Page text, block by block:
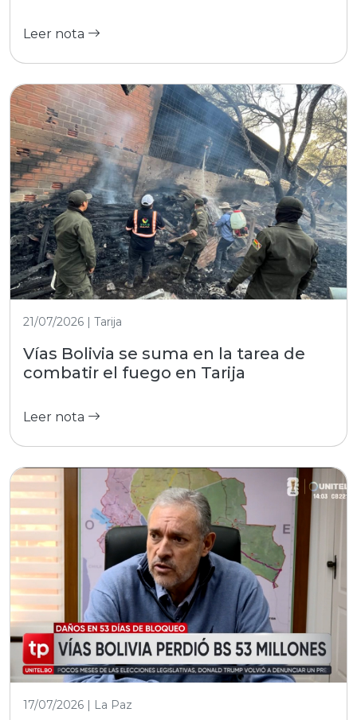
Leer nota
21/07/2026 | Tarija
Vías Bolivia se suma en la tarea de
combatir el fuego en Tarija
Leer nota
17/07/2026 | La Paz